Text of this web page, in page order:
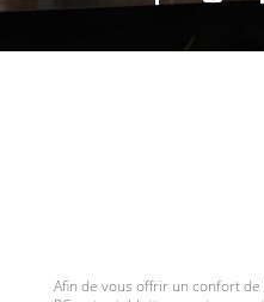
Afin de vous offrir un confort